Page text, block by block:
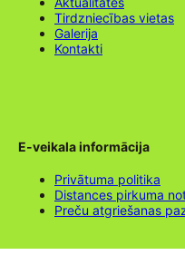
Tirdzniecības vietas
Galerija
Kontakti
E-veikala informācija
Privātuma politika
Distances pirkuma
Preču atgriešanas